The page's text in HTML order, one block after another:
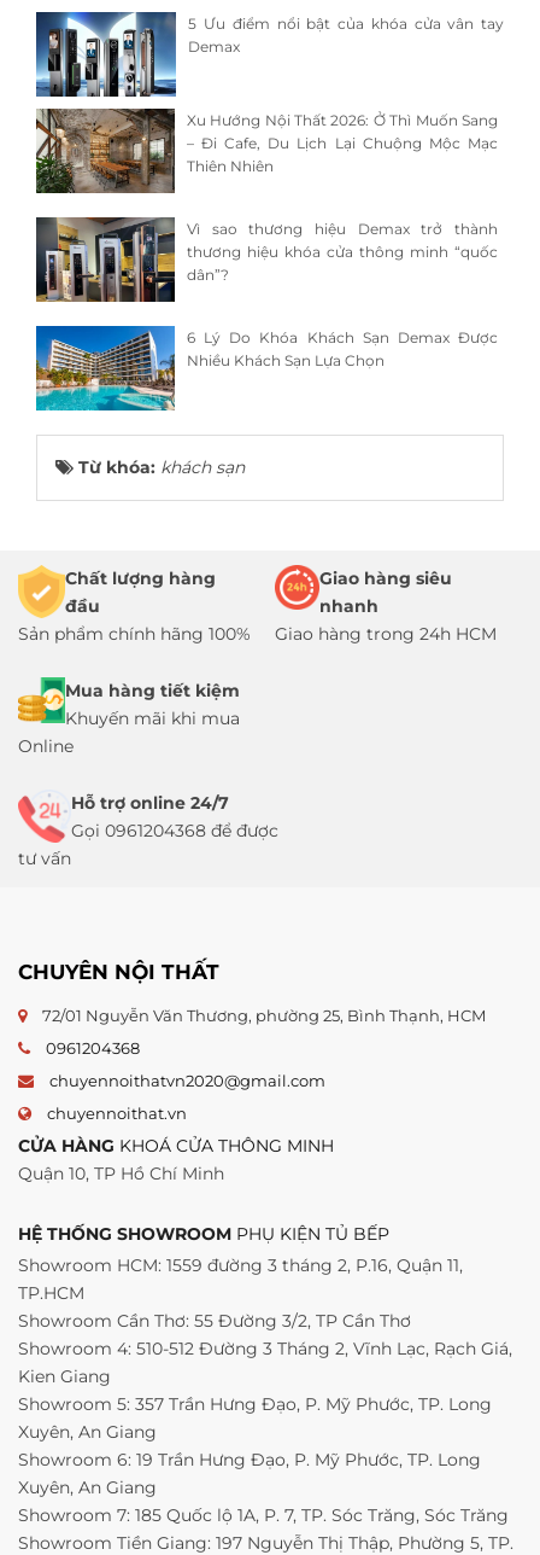
5 Ưu điểm nổi bật của khóa cửa vân tay
Demax
Xu Hướng Nội Thất 2026: Ở Thì Muốn Sang
– Đi Cafe, Du Lịch Lại Chuộng Mộc Mạc
Thiên Nhiên
Vì sao thương hiệu Demax trở thành
thương hiệu khóa cửa thông minh “quốc
dân”?
6 Lý Do Khóa Khách Sạn Demax Được
Nhiều Khách Sạn Lựa Chọn
Từ khóa: khách sạn
Chất lượng hàng
đầu
Sản phẩm chính hãng 100%
Giao hàng siêu
nhanh
Giao hàng trong 24h HCM
Mua hàng tiết kiệm
Khuyến mãi khi mua
Online
Hỗ trợ online 24/7
Gọi 0961204368 để được
tư vấn
CHUYÊN NỘI THẤT
72/01 Nguyễn Văn Thương, phường 25, Bình Thạnh, HCM
0961204368
chuyennoithatvn2020@gmail.com
chuyennoithat.vn
CỬA HÀNG KHOÁ CỬA THÔNG MINH
Quận 10, TP Hồ Chí Minh
HỆ THỐNG SHOWROOM PHỤ KIỆN TỦ BẾP
Showroom HCM: 1559 đường 3 tháng 2, P.16, Quận 11,
TP.HCM
Showroom Cần Thơ: 55 Đường 3/2, TP Cần Thơ
Showroom 4: 510-512 Đường 3 Tháng 2, Vĩnh Lạc, Rạch Giá,
Kien Giang
Showroom 5: 357 Trần Hưng Đạo, P. Mỹ Phước, TP. Long
Xuyên, An Giang
Showroom 6: 19 Trần Hưng Đạo, P. Mỹ Phước, TP. Long
Xuyên, An Giang
Showroom 7: 185 Quốc lộ 1A, P. 7, TP. Sóc Trăng, Sóc Trăng
Showroom Tiền Giang: 197 Nguyễn Thị Thập, Phường 5, TP.